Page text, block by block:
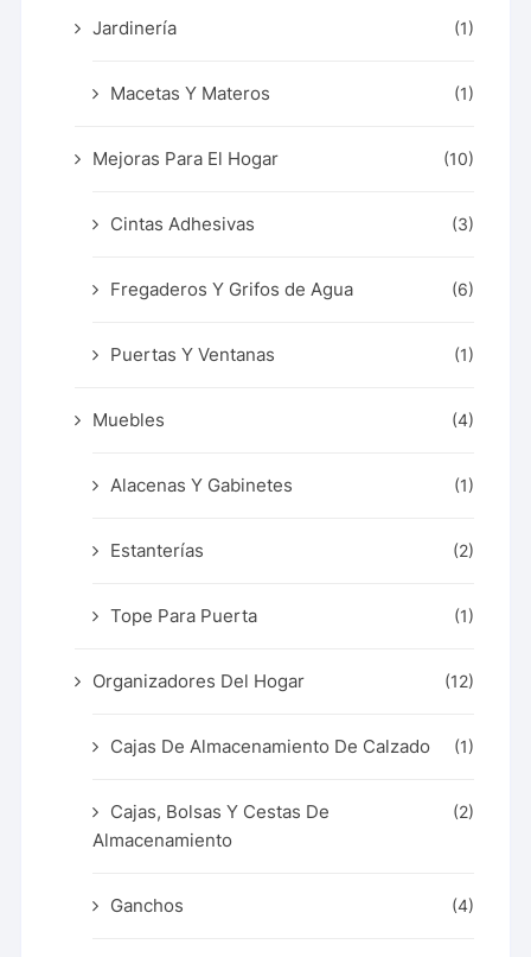
Jardinería (1)
Macetas Y Materos (1)
Mejoras Para El Hogar (10)
Cintas Adhesivas (3)
Fregaderos Y Grifos de Agua (6)
Puertas Y Ventanas (1)
Muebles (4)
Alacenas Y Gabinetes (1)
Estanterías (2)
Tope Para Puerta (1)
Organizadores Del Hogar (12)
Cajas De Almacenamiento De Calzado (1)
Cajas, Bolsas Y Cestas De
Almacenamiento
(2)
Ganchos (4)